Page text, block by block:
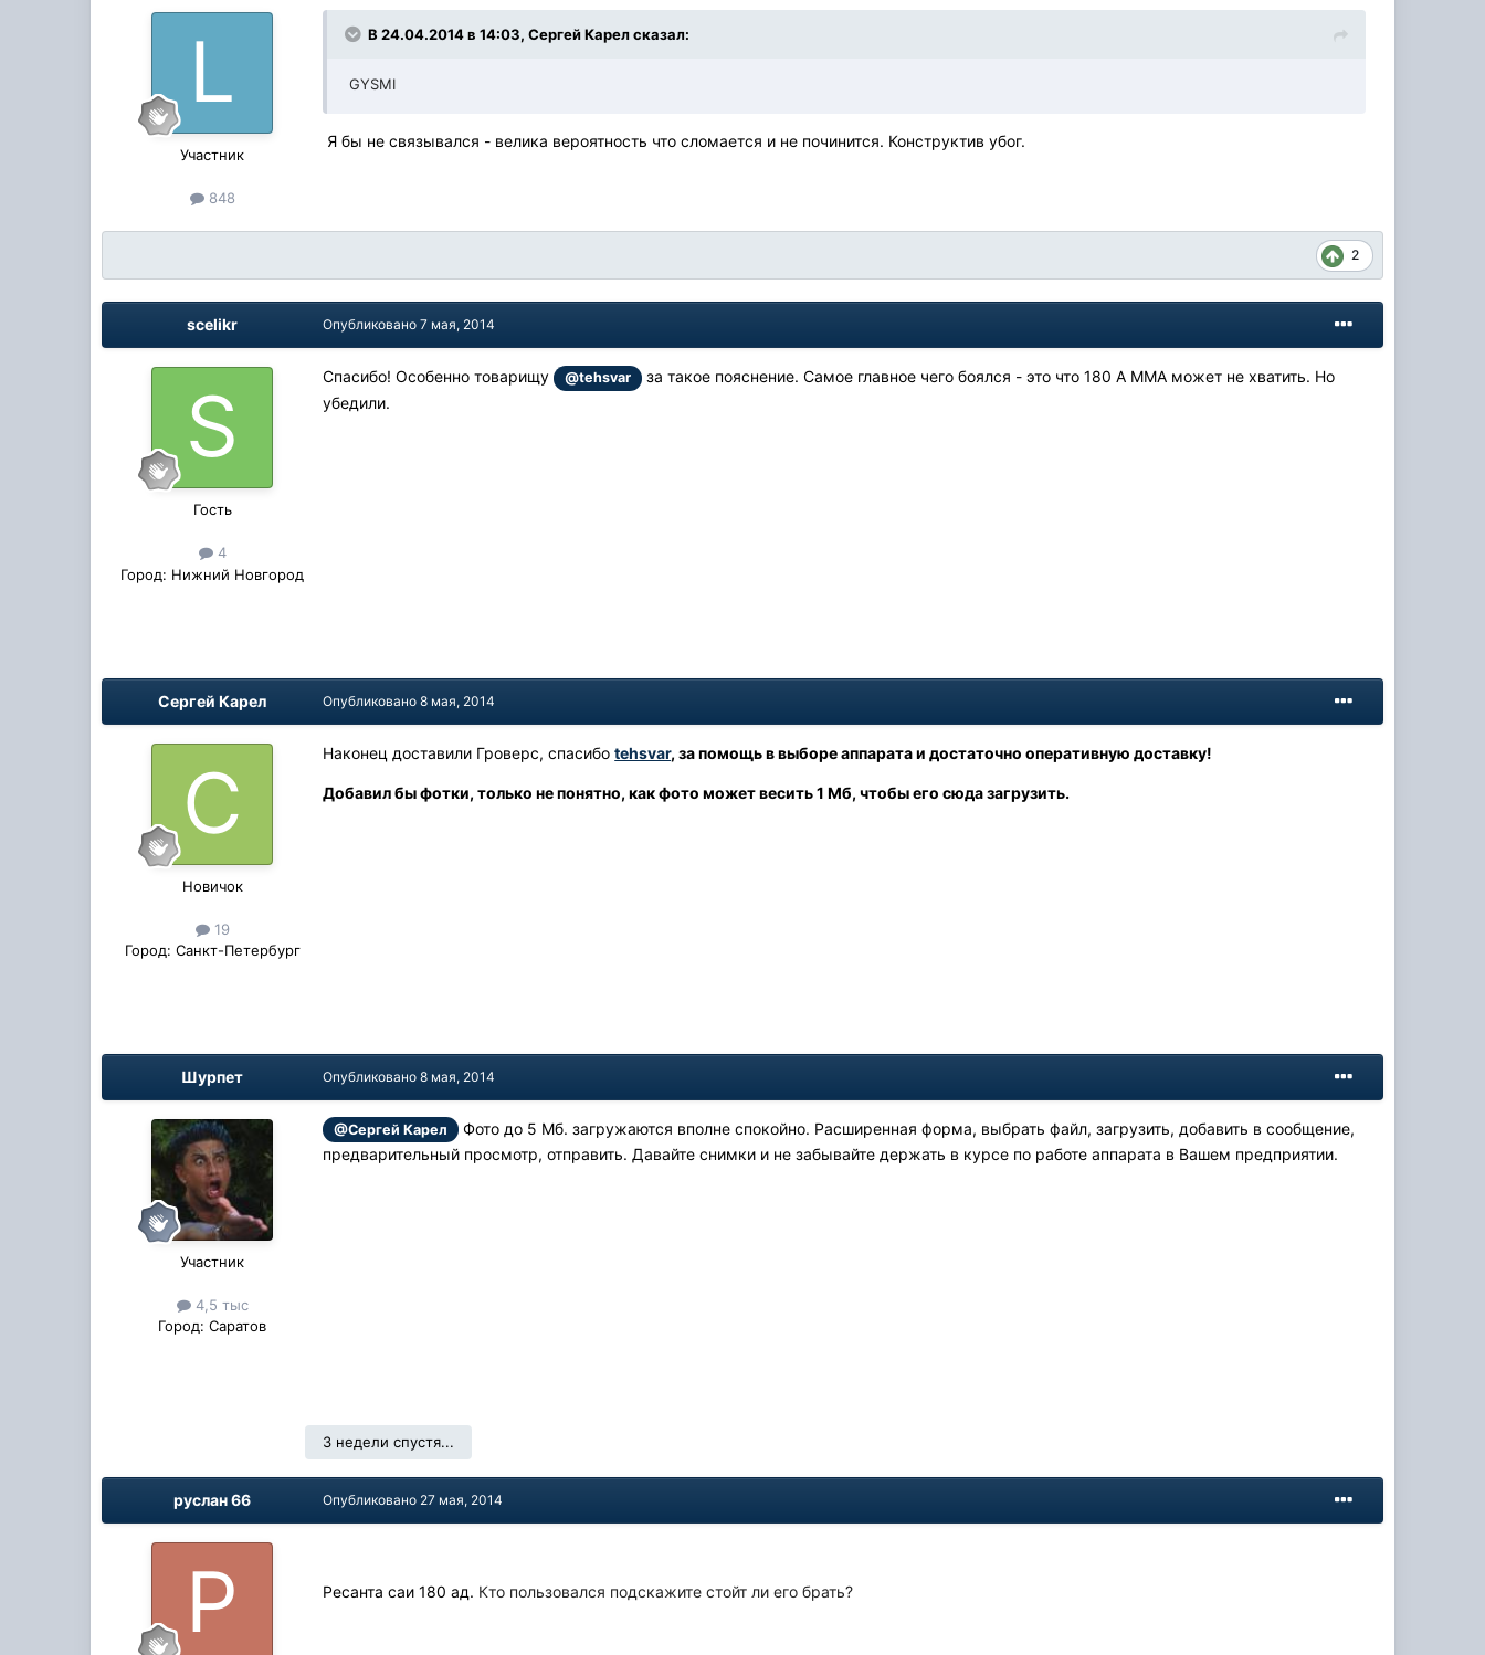
Участник
848
В 24.04.2014 в 14:03, Сергей Карел сказал:
GYSMI
Я бы не связывался - велика вероятность что сломается и не починится. Конструктив убог.
2
scelikr
Гость
4
Город: Нижний Новгород
Опубликовано7 мая, 2014
Спасибо! Особенно товарищу @tehsvar
за такое пояснение. Самое главное чего боялся - это что 180 А ММА может не хватить. Но
убедили.
Сергей Карел
Новичок
19
Город: Санкт-Петербург
Опубликовано8 мая, 2014
Наконец доставили Гроверс, спасибоtehsvar,за помощь в выборе аппарата и достаточно оперативную доставку!
Добавил бы фотки, только не понятно, как фото может весить 1 Мб, чтобы его сюда загрузить.
Шурпет
Участник
4,5 тыс
Город: Саратов
Опубликовано8 мая, 2014
@Сергей Карел
Фото до 5 Мб. загружаются вполне спокойно. Расширенная форма, выбрать файл, загрузить, добавить в сообщение,
предварительный просмотр, отправить. Давайте снимки и не забывайте держать в курсе по работе аппарата в Вашем предприятии.
3 недели спустя...
руслан 66 Опубликовано 27 мая, 2014
Ресанта саи 180 ад. Кто пользовался подскажите стойт ли его брать?